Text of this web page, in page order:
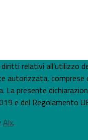
relativi all’utilizzo
autorizzata,
La presente
e del Regolamento
Alx.